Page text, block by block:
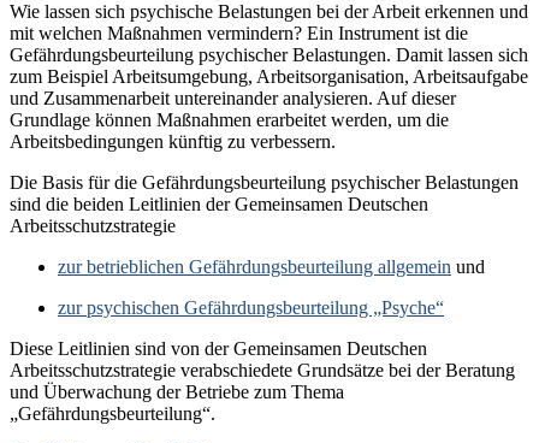
Wie lassen sich psychische Belastungen bei der Arbeit erkennen und
mit welchen Maßnahmen vermindern? Ein Instrument ist die
Gefährdungsbeurteilung psychischer Belastungen. Damit lassen sich
zum Beispiel Arbeitsumgebung, Arbeitsorganisation, Arbeitsaufgabe
und Zusammenarbeit untereinander analysieren. Auf dieser
Grundlage können Maßnahmen erarbeitet werden, um die
Arbeitsbedingungen künftig zu verbessern.
Die Basis für die Gefährdungsbeurteilung psychischer Belastungen
sind die beiden Leitlinien der Gemeinsamen Deutschen
Arbeitsschutzstrategie
zur betrieblichen Gefährdungsbeurteilung allgemein und
zur psychischen Gefährdungsbeurteilung „Psyche“
Diese Leitlinien sind von der Gemeinsamen Deutschen
Arbeitsschutzstrategie verabschiedete Grundsätze bei der Beratung
und Überwachung der Betriebe zum Thema
„Gefährdungsbeurteilung“.